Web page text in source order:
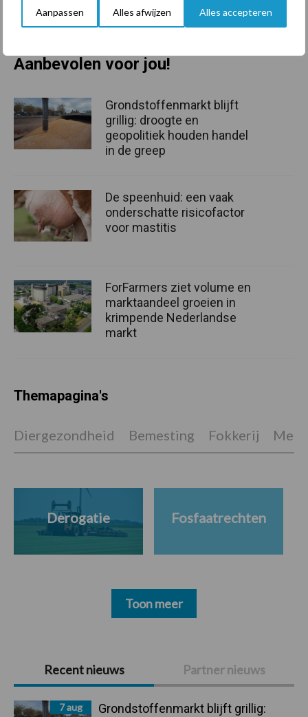
Aanpassen Alles afwijzen Alles accepteren
DLV Advies.
Primaire
Sidebar
Recent nieuws Partner nieuws
7 aug
Grondstoffenmarkt blijft grillig:
Aanbevolen voor jou!
Grondstoffenmarkt blijft
grillig: droogte en
geopolitiek houden handel
in de greep
De speenhuid: een vaak
onderschatte risicofactor
voor mastitis
ForFarmers ziet volume en
marktaandeel groeien in
krimpende Nederlandse
markt
Themapagina's
Diergezondheid Bemesting Fokkerij
Derogatie Fosfaatrechten
Toon meer